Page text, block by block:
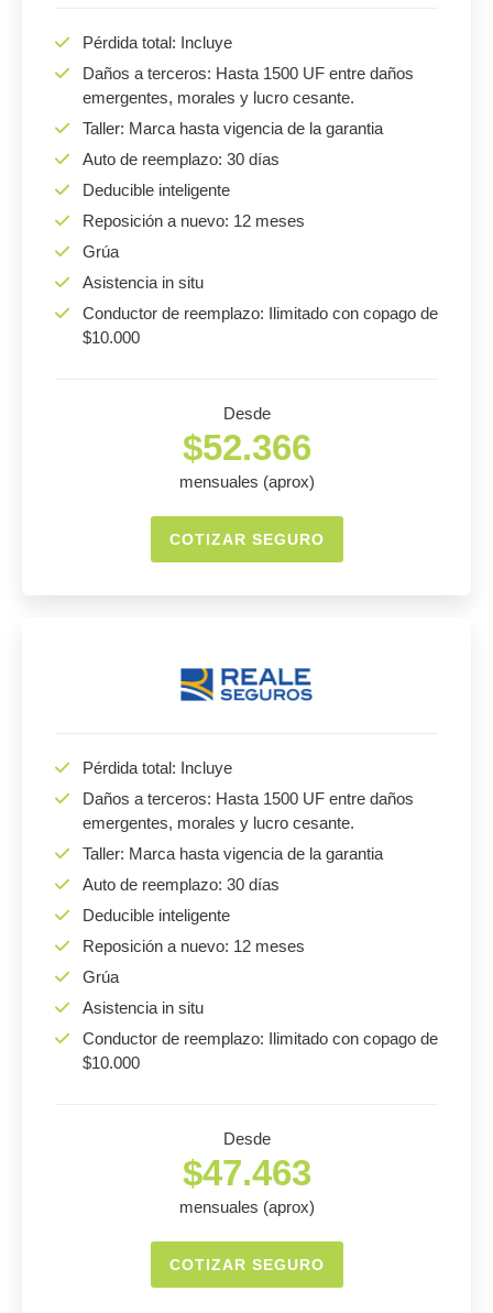
Pérdida total: Incluye
Daños a terceros: Hasta 1500 UF entre daños
emergentes, morales y lucro cesante.
Taller: Marca hasta vigencia de la garantia
Auto de reemplazo: 30 días
Deducible inteligente
Reposición a nuevo: 12 meses
Grúa
Asistencia in situ
Conductor de reemplazo: Ilimitado con copago de
$10.000
Desde
$52.366
mensuales (aprox)
COTIZAR SEGURO
Pérdida total: Incluye
Daños a terceros: Hasta 1500 UF entre daños
emergentes, morales y lucro cesante.
Taller: Marca hasta vigencia de la garantia
Auto de reemplazo: 30 días
Deducible inteligente
Reposición a nuevo: 12 meses
Grúa
Asistencia in situ
Conductor de reemplazo: Ilimitado con copago de
$10.000
Desde
$47.463
mensuales (aprox)
COTIZAR SEGURO